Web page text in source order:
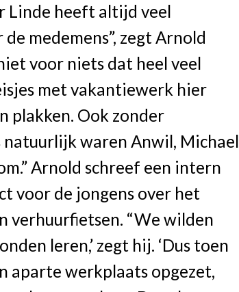
Linde heeft altijd veel
medemens”, zegt Arnold
voor niets dat heel veel
met vakantiewerk hier
plakken. Ook zonder
natuurlijk waren Anwil, Michael
Arnold schreef een intern
voor de jongens over het
verhuurfietsen. “We wilden
leren,’ zegt hij. ‘Dus toen
aparte werkplaats opgezet,